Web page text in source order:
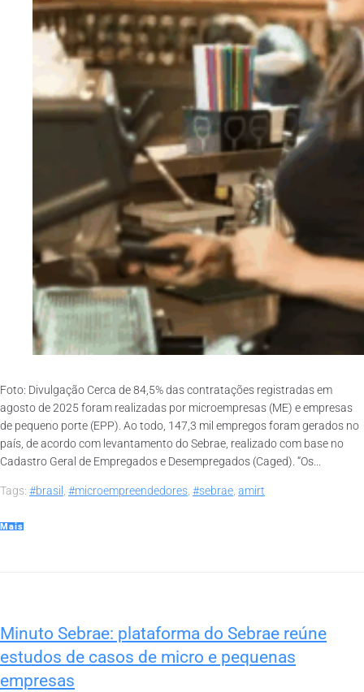
Foto: Divulgação Cerca de 84,5% das contratações registradas em
agosto de 2025 foram realizadas por microempresas (ME) e empresas
de pequeno porte (EPP). Ao todo, 147,3 mil empregos foram gerados no
país, de acordo com levantamento do Sebrae, realizado com base no
Cadastro Geral de Empregados e Desempregados (Caged). “Os...
Tags: #brasil , #microempreendedores, #sebrae, amirt
Mais
Minuto Sebrae: plataforma do Sebrae reúne
estudos de casos de micro e pequenas
empresas